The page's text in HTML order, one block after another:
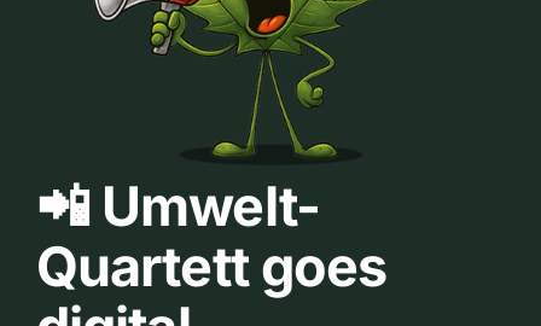
📲 Umwelt-
Quartett goes